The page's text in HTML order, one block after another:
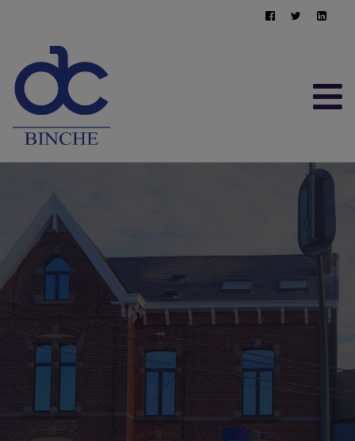
À VENDRE
ESTIMATION GRATUITE
064/22.95.10
immo@afimma.be